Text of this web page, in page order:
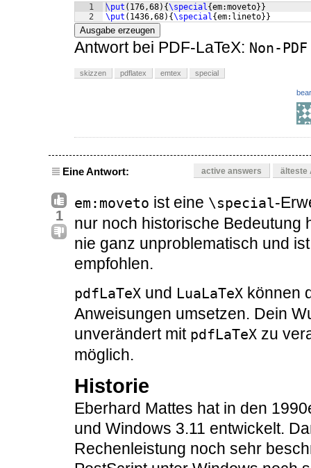
1
2
\put ( 176,68) {\special{em:moveto}}
\put ( 1436,68) {\special{em:lineto}}
Ausgabe erzeugen
Antwort bei PDF-LaTeX: Non-
skizzen pdflatex emtex special
Eine Antwort: active answers älteste
1
em:moveto ist eine \special-
nur noch historische Bedeutung
nie ganz unproblematisch und
empfohlen.
pdfLaTeX und LuaLaTeX können
Anweisungen umsetzen. Dein
unverändert mit pdfLaTeX zu
möglich.
Historie
Eberhard Mattes hat in den
und Windows 3.11 entwickelt.
Rechenleistung noch sehr